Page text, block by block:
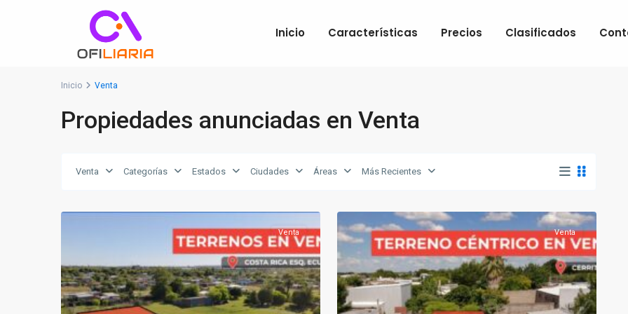
Inicio Características Precios Clasificados
Inicio Venta
Propiedades anunciadas en Venta
Venta Categorías Estados Ciudades Áreas Más Recientes
Venta Venta